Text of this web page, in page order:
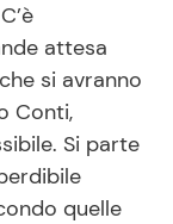
attesa
si avranno
Conti,
Si parte
quelle